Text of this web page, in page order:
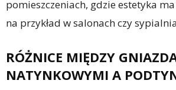
pomieszczeniach, gdzie estetyka
na przykład w salonach czy
RÓŻNICE MIĘDZY
NATYNKOWYMI A